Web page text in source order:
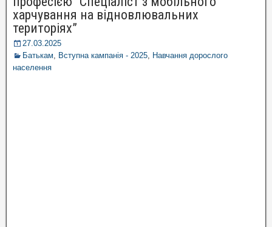
харчування на відновлювальних
територіях”
27.03.2025
Батькам
Вступна кампанія - 2025 Навчання дорослого
населення